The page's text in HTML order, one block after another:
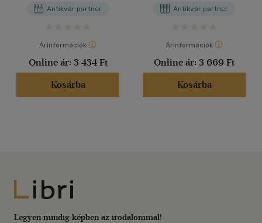
Antikvár partner
Árinformációk
Online ár: 3 434 Ft
Kosárba
Antikvár partner
Árinformációk
Online ár: 3 669 Ft
Kosárba
Libri
Legyen mindig képben az irodalommal!